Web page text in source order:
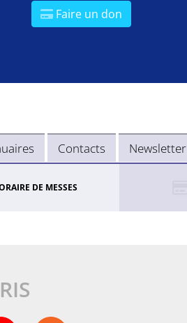
Faire un don
Contacts Newsletter
DE MESSES